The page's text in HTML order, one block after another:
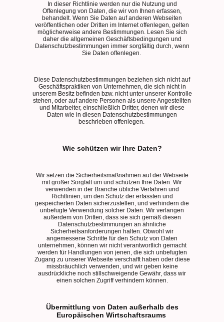
In dieser Richtlinie werden nur die Nutzung und
Offenlegung von Daten, die wir von Ihnen erfassen,
behandelt. Wenn Sie Daten auf anderen Webseiten
veröffentlichen oder Dritten im Internet offenlegen, gelten
möglicherweise andere Bestimmungen. Lesen Sie sich
daher die allgemeinen Geschäftsbedingungen und
Datenschutzbestimmungen immer sorgfältig durch, wenn
Sie Daten offenlegen.
Diese Datenschutzbestimmungen beziehen sich nicht auf
Geschäftspraktiken von Unternehmen, die sich nicht in
unserem Besitz befinden bzw. nicht unter unserer Kontrolle
stehen, oder auf andere Personen als unsere Angestellten
und Mitarbeiter, einschließlich Dritter, denen wir diese
Daten wie in diesen Datenschutzbestimmungen
beschrieben offenlegen.
Wie schützen wir Ihre Daten?
Wir setzen die Sicherheitsmaßnahmen auf der Webseite
mit großer Sorgfalt um und schützen Ihre Daten. Wir
verwenden in der Branche übliche Verfahren und
Richtlinien, um den Schutz der erfassten und
gespeicherten Daten sicherzustellen, und verhindern die
unbefugte Verwendung solcher Daten. Wir verlangen
außerdem von Dritten, dass sie sich gemäß diesen
Datenschutzbestimmungen an ähnliche
Sicherheitsanforderungen halten. Obwohl wir
angemessene Schritte für den Schutz von Daten
unternehmen, können wir nicht verantwortlich gemacht
werden für Handlungen von jenen, die sich unbefugten
Zugang zu unserer Webseite verschafft haben oder diese
missbräuchlich verwenden, und wir geben keine
ausdrückliche noch stillschweigende Gewähr, dass wir
einen solchen Zugriff verhindern können.
Übermittlung von Daten außerhalb des
Europäischen Wirtschaftsraums